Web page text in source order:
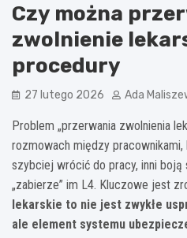
Czy można
zwolnienie
procedury
27 lutego 2026 Ada
Problem „przerwania zwolnienia
rozmowach między
szybciej wrócić do pracy, inni boją
„zabierze” im L4. Kluczowe jest
lekarskie to nie jest zwykłe
ale element systemu